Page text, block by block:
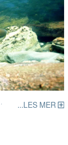
LES MER